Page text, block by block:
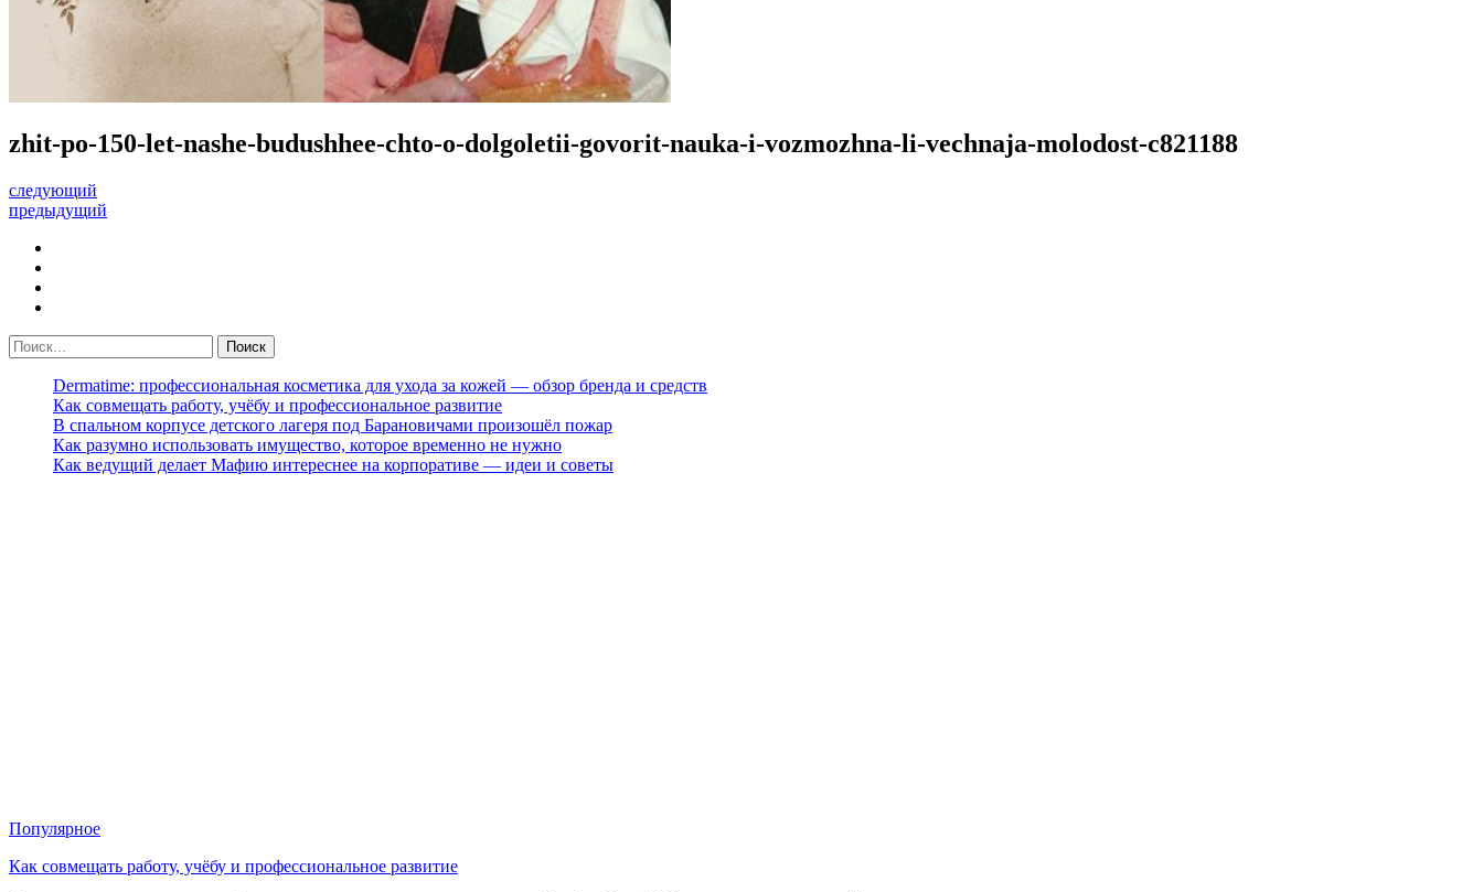
zhit-po-150-let-nashe-budushhee-chto-o-dolgoletii-govorit-nauka-i-vozmozhna-li-vechnaja-molodost-c821188
следующий
предыдущий
Dermatime: профессиональная косметика для ухода за кожей — обзор бренда и средств
Как совмещать работу, учёбу и профессиональное развитие
В спальном корпусе детского лагеря под Барановичами произошёл пожар
Как разумно использовать имущество, которое временно не нужно
Как ведущий делает Мафию интереснее на корпоративе — идеи и советы
Популярное
Как совмещать работу, учёбу и профессиональное развитие